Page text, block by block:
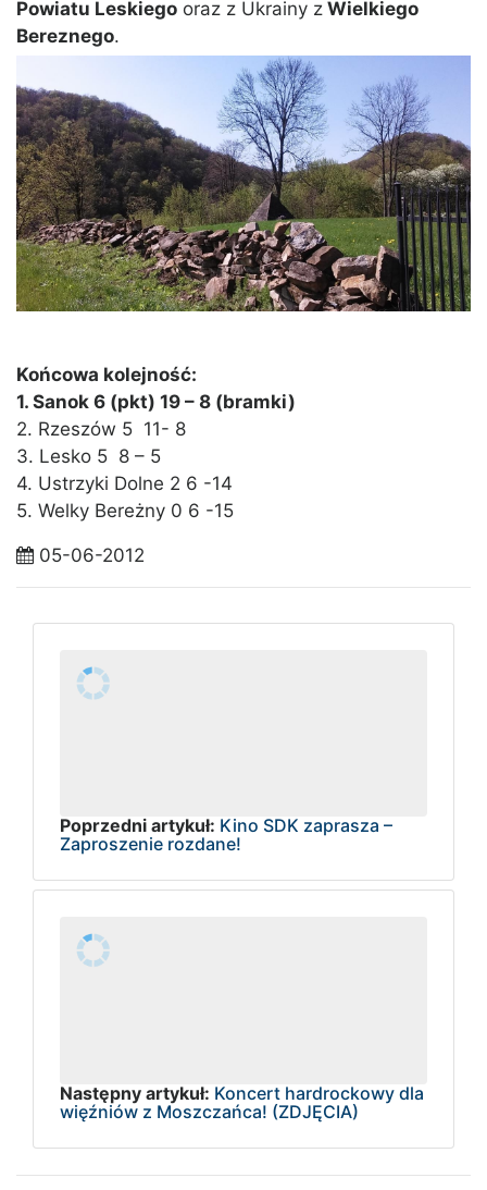
Powiatu Leskiego oraz z Ukrainy z Wielkiego
Bereznego.
Końcowa kolejność:
1. Sanok 6 (pkt) 19 – 8 (bramki)
2. Rzeszów 5 11- 8
3. Lesko 5 8 – 5
4. Ustrzyki Dolne 2 6 -14
5. Welky Bereżny 0 6 -15
05-06-2012
Poprzedni artykuł: Kino SDK zaprasza –
Zaproszenie rozdane!
Następny artykuł: Koncert hardrockowy dla
więźniów z Moszczańca! (ZDJĘCIA)